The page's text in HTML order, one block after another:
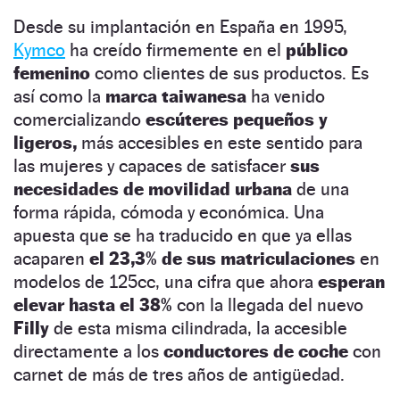
Desde su implantación en España en 1995,
Kymco ha creído firmemente en el público
femenino como clientes de sus productos. Es
así como la marca taiwanesa ha venido
comercializando escúteres pequeños y
ligeros, más accesibles en este sentido para
las mujeres y capaces de satisfacer sus
necesidades de movilidad urbana de una
forma rápida, cómoda y económica. Una
apuesta que se ha traducido en que ya ellas
acaparen el 23,3% de sus matriculaciones en
modelos de 125cc, una cifra que ahora esperan
elevar hasta el 38% con la llegada del nuevo
Filly de esta misma cilindrada, la accesible
directamente a los conductores de coche con
carnet de más de tres años de antigüedad.